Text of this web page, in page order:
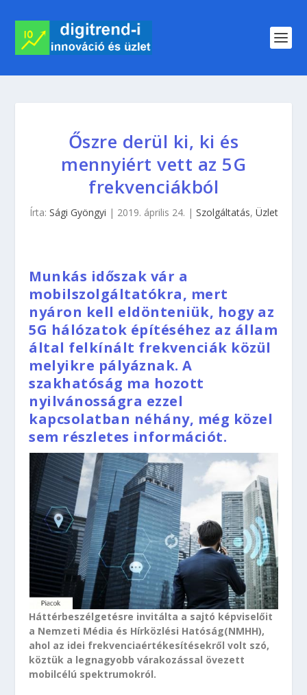
Őszre derül ki, ki és
mennyiért vett az 5G
frekvenciákból
Írta: Sági Gyöngyi | 2019. április 24. | Szolgáltatás, Üzlet
Munkás időszak vár a
mobilszolgáltatókra, mert
nyáron kell eldönteniük, hogy az
5G hálózatok építéséhez az állam
által felkínált frekvenciák közül
melyikre pályáznak. A
szakhatóság ma hozott
nyilvánosságra ezzel
kapcsolatban néhány, még közel
sem részletes információt.
Háttérbeszélgetésre invitálta a sajtó képviselőit
a Nemzeti Média és Hírközlési Hatóság(NMHH),
ahol az idei frekvenciaértékesítésekről volt szó,
köztük a legnagyobb várakozással övezett
mobilcélú spektrumokról.